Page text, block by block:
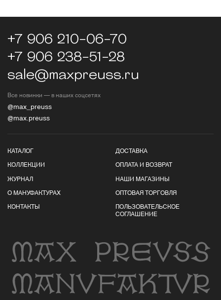
+7 906 210-06-70
+7 906 238-51-28
sale@maxpreuss.ru
Все новинки — в наших соцсетях
@max_preuss
@max.preuss
КАТАЛОГ
КОЛЛЕКЦИИ
ЖУРНАЛ
О МАНУФАКТУРАХ
КОНТАКТЫ
ДОСТАВКА
ОПЛАТА И ВОЗВРАТ
НАШИ МАГАЗИНЫ
ОПТОВАЯ ТОРГОВЛЯ
ПОЛЬЗОВАТЕЛЬСКОЕ
СОГЛАШЕНИЕ